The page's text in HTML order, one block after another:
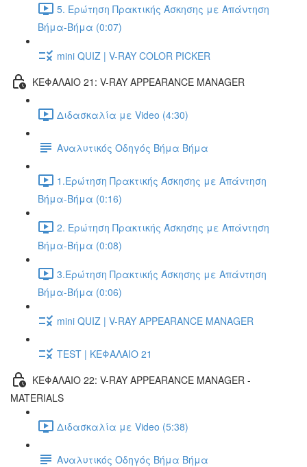
5. Ερώτηση Πρακτικής Άσκησης με Απάντηση
Βήμα-Βήμα (0:07)
mini QUIZ | V-RAY COLOR PICKER
ΚΕΦΑΛΑΙΟ 21: V-RAY APPEARANCE MANAGER
Διδασκαλία με Video (4:30)
Αναλυτικός Οδηγός Βήμα Βήμα
1.Ερώτηση Πρακτικής Άσκησης με Απάντηση
Βήμα-Βήμα (0:16)
2. Ερώτηση Πρακτικής Άσκησης με Απάντηση
Βήμα-Βήμα (0:08)
3.Ερώτηση Πρακτικής Άσκησης με Απάντηση
Βήμα-Βήμα (0:06)
mini QUIZ | V-RAY APPEARANCE MANAGER
TEST | ΚΕΦΑΛΑΙΟ 21
ΚΕΦΑΛΑΙΟ 22: V-RAY APPEARANCE MANAGER -
MATERIALS
Διδασκαλία με Video (5:38)
Αναλυτικός Οδηγός Βήμα Βήμα